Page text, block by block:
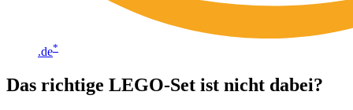
.de*
Das richtige LEGO-Set ist nicht dabei?